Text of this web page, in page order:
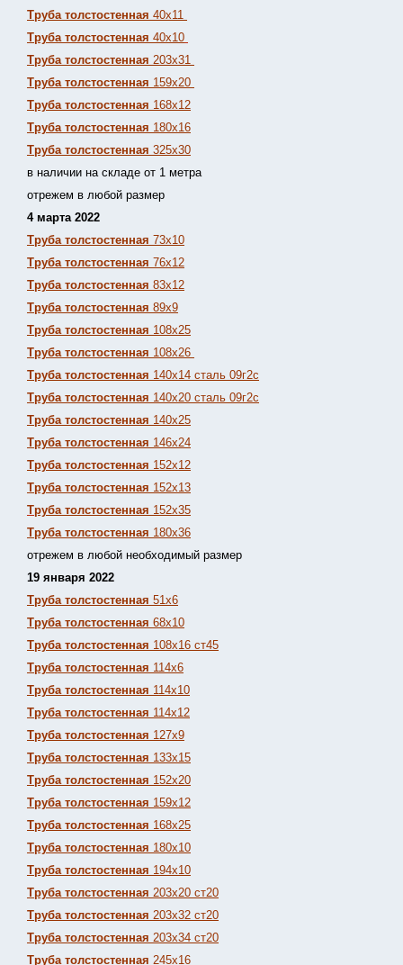
Труба толстостенная 40х11
Труба толстостенная 40х10
Труба толстостенная 203х31
Труба толстостенная 159х20
Труба толстостенная 168х12
Труба толстостенная 180х16
Труба толстостенная 325х30
в наличии на складе от 1 метра
отрежем в любой размер
4 марта 2022
Труба толстостенная 73х10
Труба толстостенная 76х12
Труба толстостенная 83х12
Труба толстостенная 89х9
Труба толстостенная 108х25
Труба толстостенная 108х26
Труба толстостенная 140х14 сталь 09г2с
Труба толстостенная 140х20 сталь 09г2с
Труба толстостенная 140х25
Труба толстостенная 146х24
Труба толстостенная 152х12
Труба толстостенная 152х13
Труба толстостенная 152х35
Труба толстостенная 180х36
отрежем в любой необходимый размер
19 января 2022
Труба толстостенная 51х6
Труба толстостенная 68х10
Труба толстостенная 108х16 ст45
Труба толстостенная 114х6
Труба толстостенная 114х10
Труба толстостенная 114х12
Труба толстостенная 127х9
Труба толстостенная 133х15
Труба толстостенная 152х20
Труба толстостенная 159х12
Труба толстостенная 168х25
Труба толстостенная 180х10
Труба толстостенная 194х10
Труба толстостенная 203х20 ст20
Труба толстостенная 203х32 ст20
Труба толстостенная 203х34 ст20
Труба толстостенная 245х16